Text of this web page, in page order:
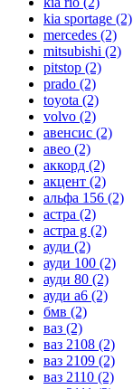
kia sportage (2)
mercedes (2)
mitsubishi (2)
pitstop (2)
prado (2)
toyota (2)
volvo (2)
авенсис (2)
авео (2)
аккорд (2)
акцент (2)
альфа 156 (2)
астра (2)
астра g (2)
ауди (2)
ауди 100 (2)
ауди 80 (2)
ауди а6 (2)
бмв (2)
ваз (2)
ваз 2108 (2)
ваз 2109 (2)
ваз 2110 (2)